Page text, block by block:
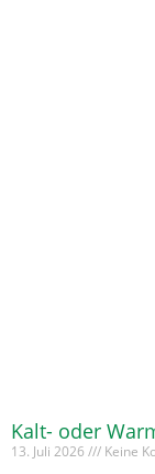
Kalt- oder
13. Juli 2026 Keine